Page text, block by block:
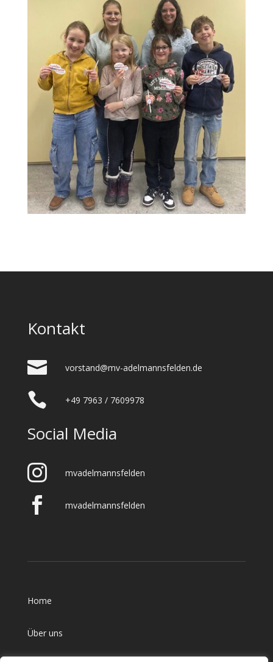
Kontakt
vorstand@mv-adelmannsfelden.de
+49 7963 / 7609978
Social Media
mvadelmannsfelden
mvadelmannsfelden
Home
Über uns